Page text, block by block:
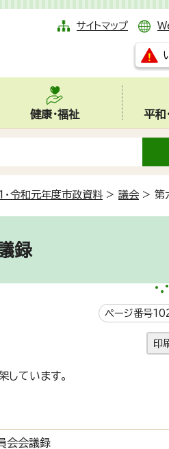
サイトマップ
健康・福祉 平和
令和元年度市政資料 > 議会 > 第
録
ページ番号
印
しています。
会会議録